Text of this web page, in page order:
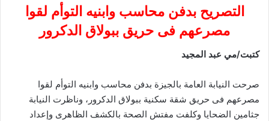
التصريح بدفن محاسب وابنيه التوأم لقوا
مصرعهم فى حريق ببولاق الدكرور
كتبت/مي عبد المجيد
صرحت النيابة العامة بالجيزة بدفن محاسب وابنيه التوأم لقوا
مصرعهم فى حريق شقة سكنية ببولاق الدكرور، وناظرت النيابة
جثامين الضحايا وكلفت مفتش الصحة بالكشف الظاهرى وإعداد